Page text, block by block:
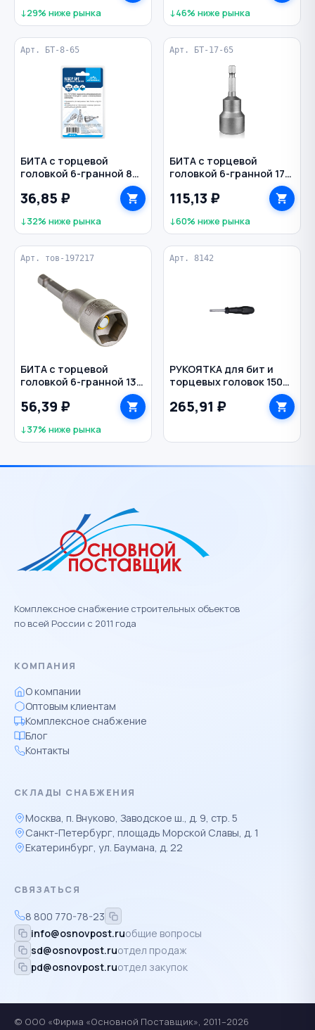
↓29% ниже рынка ↓46% ниже рынка
Арт. БТ-8-65
БИТА с торцевой
головкой 6-гранной 8
мм 65 мм магнитная
1/4" VERTEXTOOLS
36,85 ₽
↓32% ниже рынка
Арт. БТ-17-65
БИТА с торцевой
головкой 6-гранной 17
VERTEXTOOLS
115,13 ₽
↓60% ниже рынка
Арт. тов-197217
БИТА с торцевой
головкой 6-гранной 13
мм 65 мм магнитная
1/4" BIBER
56,39 ₽
↓37% ниже рынка
Арт. 8142
РУКОЯТКА для бит и
торцевых головок 150
мм прямая 1/4" FORCE
265,91 ₽
Комплексное снабжение строительных объектов
по всей России с 2011 года
КОМПАНИЯ
О компании
Оптовым клиентам
Комплексное снабжение
Блог
Контакты
СКЛАДЫ СНАБЖЕНИЯ
Москва, п. Внуково, Заводское ш., д. 9, стр. 5
Санкт-Петербург, площадь Морской Славы, д. 1
Екатеринбург, ул. Баумана, д. 22
СВЯЗАТЬСЯ
8 800 770-78-23
info@osnovpost.ruобщие вопросы
sd@osnovpost.ruотдел продаж
pd@osnovpost.ruотдел закупок
© ООО «Фирма «Основной Поставщик», 2011–2026